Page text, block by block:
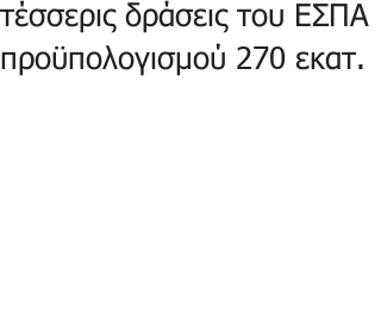
τέσσερις δράσεις του ΕΣΠΑ
προϋπολογισμού 270 εκατ.